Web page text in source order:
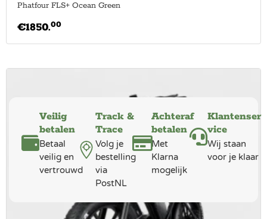
Phatfour FLS+ Ocean Green
€1850.00
Veilig
betalen
Betaal
veilig en
vertrouwd
Track &
Trace
Volg je
bestelling
via
PostNL
Achteraf
betalen
Met
Klarna
mogelijk
Klantenser
vice
Wij staan
voor je klaar